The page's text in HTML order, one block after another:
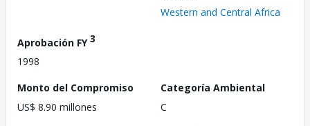
Western and Central Africa
Aprobación FY3
1998
Monto del Compromiso
US$ 8.90 millones
Categoría Ambiental
C